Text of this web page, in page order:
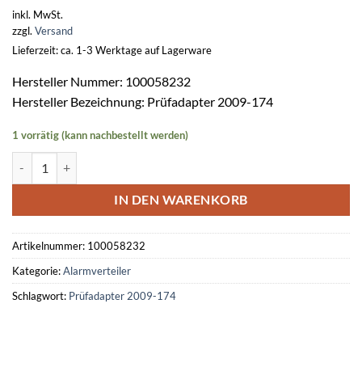
inkl. MwSt.
zzgl. Versand
Lieferzeit: ca. 1-3 Werktage auf Lagerware
Hersteller Nummer: 100058232
Hersteller Bezeichnung: Prüfadapter 2009-174
1 vorrätig (kann nachbestellt werden)
IN DEN WARENKORB
Artikelnummer: 100058232
Kategorie:Alarmverteiler
Schlagwort: Prüfadapter 2009-174